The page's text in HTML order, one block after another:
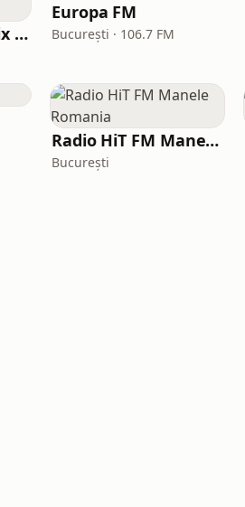
Kiss Kiss in the Mix Radio
Europa FM
București · 106.7 FM
Radio HiT FM Manele Romania
București